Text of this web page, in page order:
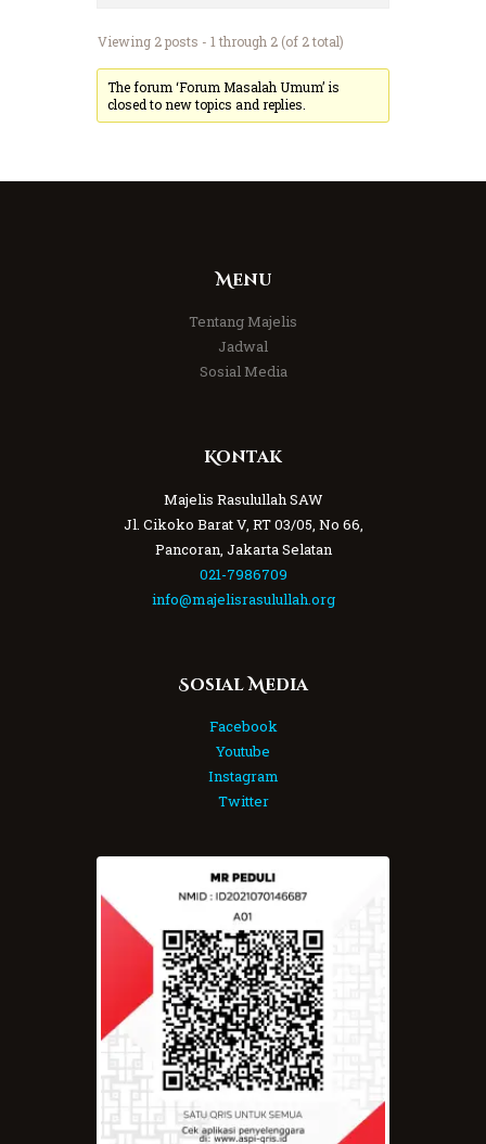
Viewing 2 posts - 1 through 2 (of 2 total)
The forum ‘Forum Masalah Umum’ is
closed to new topics and replies.
Menu
Tentang Majelis
Jadwal
Sosial Media
Kontak
Majelis Rasulullah SAW
Jl. Cikoko Barat V, RT 03/05, No 66,
Pancoran, Jakarta Selatan
021-7986709
info@majelisrasulullah.org
Sosial Media
Facebook
Youtube
Instagram
Twitter